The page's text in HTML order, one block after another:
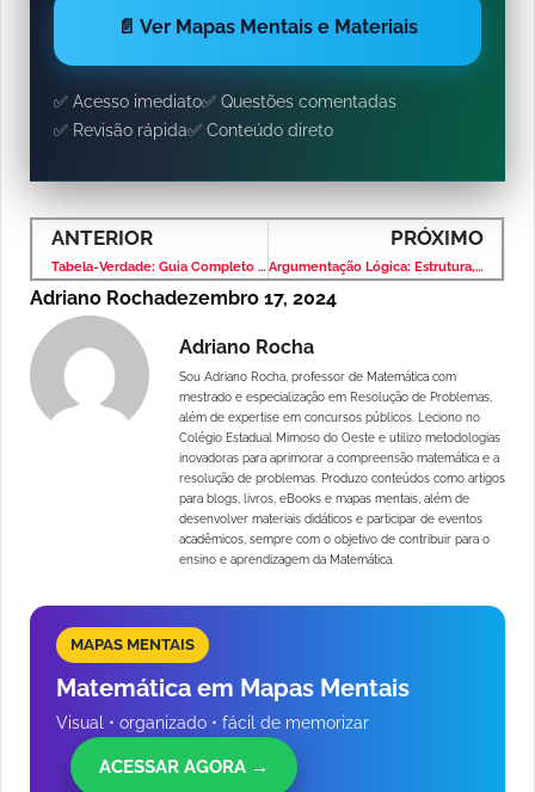
📄 Ver Mapas Mentais e Materiais
✅ Acesso imediato✅ Questões comentadas
✅ Revisão rápida✅ Conteúdo direto
ANTERIOR
Tabela-Verdade: Guia Completo com Exemplos Práticos para Concursos
PRÓXIMO
Argumentação Lógica: Estrutura, Regras de Inferência e Exemplos para Concursos
Adriano Rochadezembro 17, 2024
Adriano Rocha
Sou Adriano Rocha, professor de Matemática com
mestrado e especialização em Resolução de Problemas,
além de expertise em concursos públicos. Leciono no
Colégio Estadual Mimoso do Oeste e utilizo metodologias
inovadoras para aprimorar a compreensão matemática e a
resolução de problemas. Produzo conteúdos como artigos
para blogs, livros, eBooks e mapas mentais, além de
desenvolver materiais didáticos e participar de eventos
acadêmicos, sempre com o objetivo de contribuir para o
ensino e aprendizagem da Matemática.
MAPAS MENTAIS
Matemática em Mapas Mentais
Visual • organizado • fácil de memorizar
ACESSAR AGORA →